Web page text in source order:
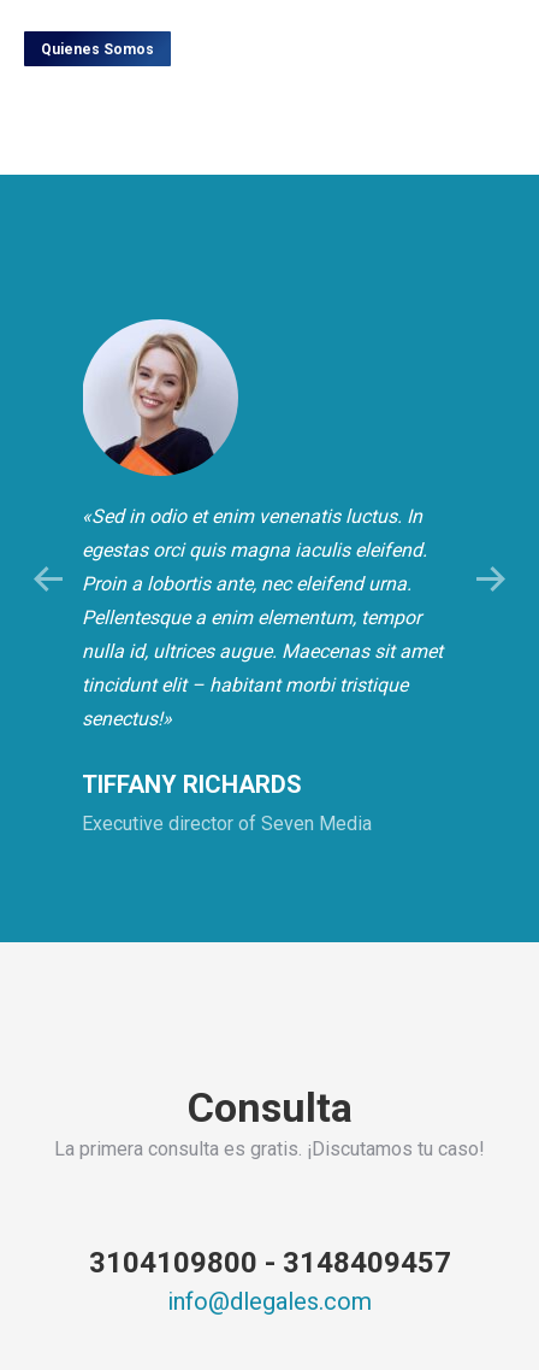
Quienes Somos
TIFFANY RICHARDS
Executive director of Seven Media
«Sed in odio et enim venenatis luctus. In
egestas orci quis magna iaculis eleifend.
Proin a lobortis ante, nec eleifend urna.
Pellentesque a enim elementum, tempor
nulla id, ultrices augue. Maecenas sit amet
tincidunt elit – habitant morbi tristique
senectus!»
orci
Consulta
La primera consulta es gratis. ¡Discutamos tu caso!
3104109800 - 3148409457
info@dlegales.com